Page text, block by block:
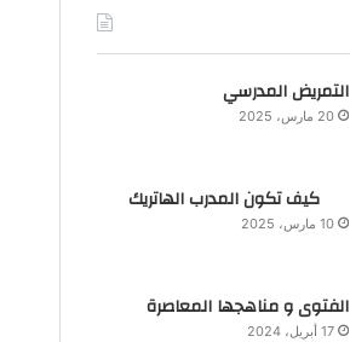
التمريض المدرسي
20 مارس، 2025
كيف تكون المدرب الهاتريك
10 مارس، 2025
الفتوى و مناهجها المعاصرة
17 أبريل، 2024